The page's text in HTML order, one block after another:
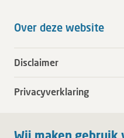
Over deze website
Disclaimer
Privacyverklaring